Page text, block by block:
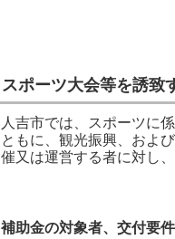
スポーツ大会等を誘致
人吉市では、スポーツに
ともに、観光振興、およ
催又は運営する者に対し
補助金の対象者、交付要